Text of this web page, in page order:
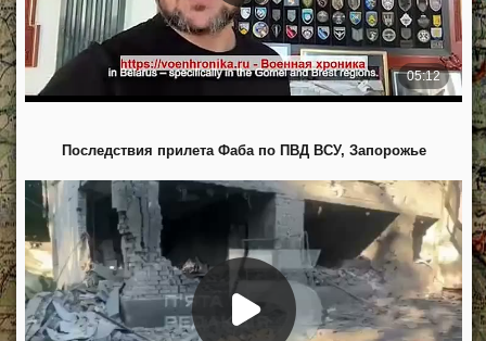
Последствия прилета Фаба по ПВД ВСУ, Запорожье